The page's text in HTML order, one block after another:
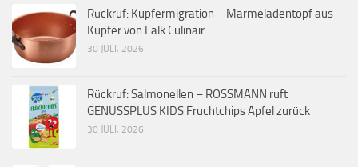
Rückruf: Kupfermigration – Marmeladentopf aus
Kupfer von Falk Culinair
30 JULI, 2026
Rückruf: Salmonellen – ROSSMANN ruft
GENUSSPLUS KIDS Fruchtchips Apfel zurück
30 JULI, 2026